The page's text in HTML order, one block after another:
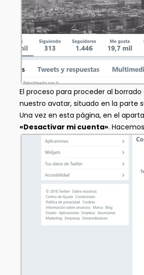
El proceso para proceder al
nuestro avatar, situado en la parte
Una vez en esta página, en el
«Desactivar mi cuenta».